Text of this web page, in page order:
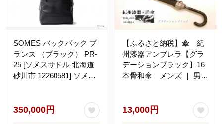
SOMES バックパック プ
ランス （ブラック） PR-
25 [ソメスサドル 北海道
砂川市 12260581] ソメス
レディース 革 革製品 革
鞄 レザー 革バッグ 鞄 か
350,000円
【ふるさと納税】傘 紀
州漆器アンブレラ【グラ
デーションブラック】16
本骨和傘 メンズ ｜ 男
カバー付き
13,000円